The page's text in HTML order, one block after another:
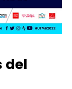
del